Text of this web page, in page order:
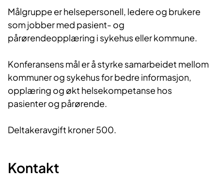
Målgruppe er helsepersonell, ledere og brukere
som jobber med pasient- og
pårørendeopplæring i sykehus eller kommune.
Konferansens mål er å styrke samarbeidet mellom
kommuner og sykehus for bedre informasjon,
opplæring og økt helsekompetanse hos
pasienter og pårørende.
Deltakeravgift kroner 500.
Kontakt